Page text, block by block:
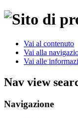
Vai al contenuto
Vai alla
Vai alle
Nav view
Navigazione